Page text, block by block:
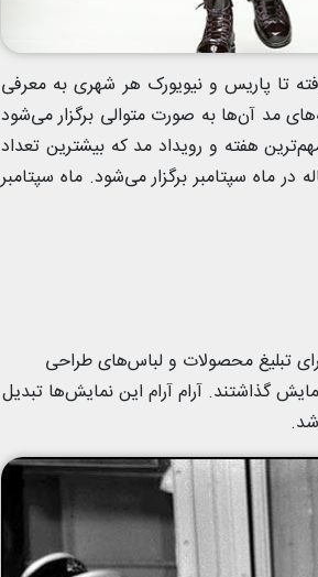
تا پاریس و نیویورک هر شهری به معرفی
مد آن‌ها به صورت متوالی برگزار می‌شود
هفته و رویداد مد که بیشترین تعداد
ماه سپتامبر برگزار می‌شود. ماه سپتامبر
تبلیغ محصولات و لباس‌های طراحی
گذاشتند. آرام آرام این نمایش‌ها تبدیل